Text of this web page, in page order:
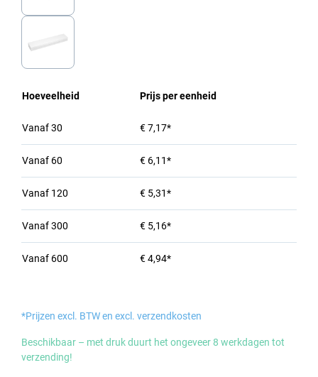
Hoeveelheid Prijs per eenheid
Vanaf30 € 7,17*
Vanaf 60 € 6,11*
Vanaf 120 € 5,31*
Vanaf300 € 5,16*
Vanaf 600 € 4,94*
*Prijzen excl. BTW en excl. verzendkosten
Beschikbaar – met druk duurt het ongeveer 8 werkdagen tot
verzending!